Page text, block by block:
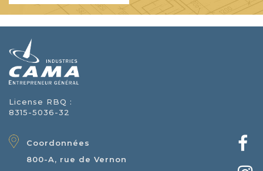
License RBQ :
8315-5036-32
Coordonnées
800-A, rue de Vernon